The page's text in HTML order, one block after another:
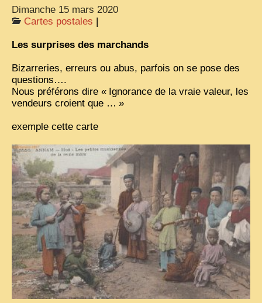
ILLUSTRATEURS
FRONTIÈRE
1908, RÉVOLTE
ANNAM CENTRE
ETHNIES
LAOS
CAMBODGE
REMARQUABLES
VIETNAM 1950
ALBUMS DE FAMILLE
INDOCHINE HISTORIQUE
ARMÉE, JUSTICE, EDUCATION, RELIGION...
Dimanche 15 mars 2020
Cartes postales |
Les surprises des marchands
Bizarreries, erreurs ou abus, parfois on se pose des
questions….
Nous préférons dire « Ignorance de la vraie valeur, les
vendeurs croient que … »
exemple cette carte